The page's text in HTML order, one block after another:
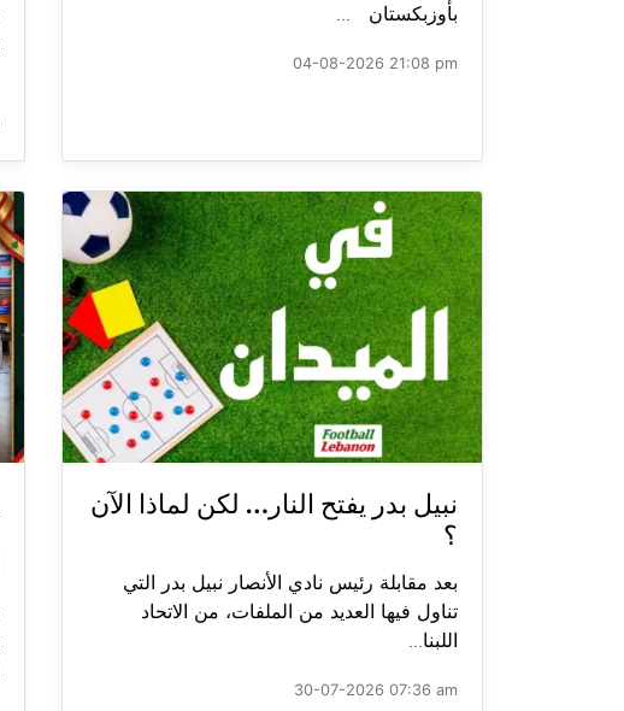
بأوزبكستان ...
04-08-2026 21:08 pm
نبيل بدر يفتح النار… لكن لماذا الآن
؟
بعد مقابلة رئيس نادي الأنصار نبيل بدر التي
تناول فيها العديد من الملفات، من الاتحاد
اللبنا...
30-07-2026 07:36 am